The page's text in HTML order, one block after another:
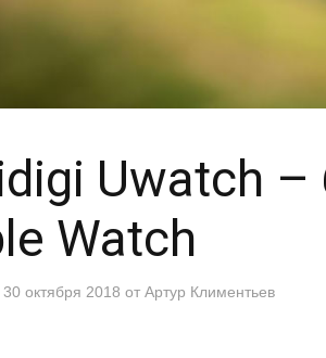
Uwatch
Watch
30 октября 2018 от Артур Климентьев